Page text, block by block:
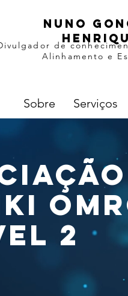
Nuno
de
Alinhamento e
Sobre Serviços
2